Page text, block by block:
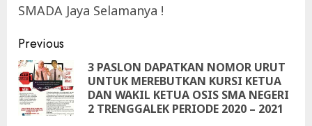
SMADA Jaya Selamanya !
Continue
Reading
Previous
3 PASLON DAPATKAN NOMOR URUT
UNTUK MEREBUTKAN KURSI KETUA
DAN WAKIL KETUA OSIS SMA NEGERI
2 TRENGGALEK PERIODE 2020 – 2021